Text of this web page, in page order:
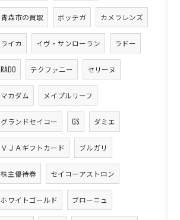
青森市の買取 ボッテガ カメラレンズ
ライカ イヴ・サンローラン ラドー
RADO テクファニー セリーヌ
マカダム メイプルリーフ
グランドセイコー GS ダミエ
ＶＪＡギフトカード ブルガリ
株主優待券 セイコーアストロン
ホワイトゴールド ブローニュ